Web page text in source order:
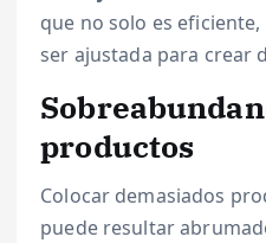
que no solo es
ser ajustada para crear
productos
Colocar demasiados
puede resultar